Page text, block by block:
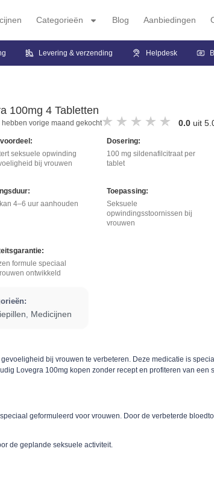
Categorieën Blog Aanbiedingen
Levering & verzending Helpdesk
100mg 4 Tabletten
hebben vorige maand gekocht 0.0 uit
seksuele opwinding
bij vrouwen
Dosering:
100 mg sildenafilcitraat per
tablet
4–6 uur aanhouden
Toepassing:
Seksuele
opwindingsstoornissen bij
vrouwen
formule speciaal
ontwikkeld
, Medicijnen
bij vrouwen te verbeteren. Deze medicatie is
Lovegra 100mg kopen zonder recept en profiteren van een
geformuleerd voor vrouwen. Door de verbeterde
de geplande seksuele activiteit.